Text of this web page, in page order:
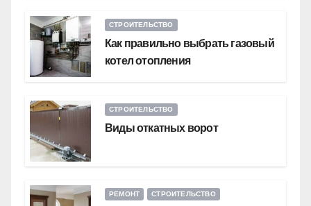
СТРОИТЕЛЬСТВО
Как правильно выбрать газовый
котел отопления
СТРОИТЕЛЬСТВО
Виды откатных ворот
РЕМОНТ СТРОИТЕЛЬСТВО